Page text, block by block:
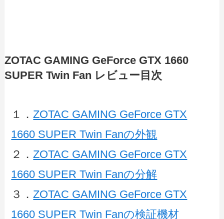
ZOTAC GAMING GeForce GTX 1660
SUPER Twin Fan レビュー目次
１．ZOTAC GAMING GeForce GTX
1660 SUPER Twin Fanの外観
２．ZOTAC GAMING GeForce GTX
1660 SUPER Twin Fanの分解
３．ZOTAC GAMING GeForce GTX
1660 SUPER Twin Fanの検証機材